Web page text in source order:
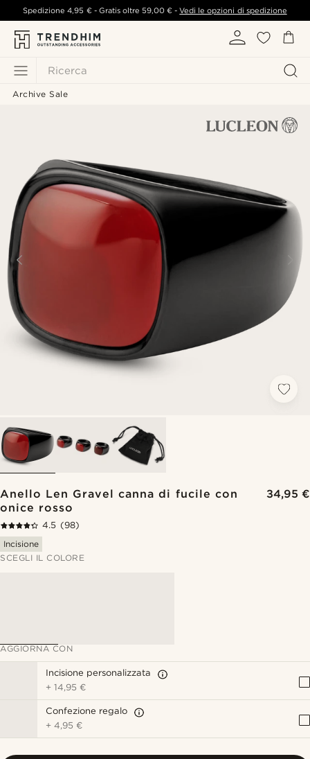
Ricerca
Spedizione4,95 €- Gratis oltre 59,00 € -Vedi le opzioni di spedizione
Archive Sale
Anello Len Gravel canna di fucile con
onice rosso
34,95 €
4.5 (98)
Incisione
SCEGLI IL COLORE
AGGIORNA CON
Incisione personalizzata
+14,95 €
Confezione regalo
+4,95 €